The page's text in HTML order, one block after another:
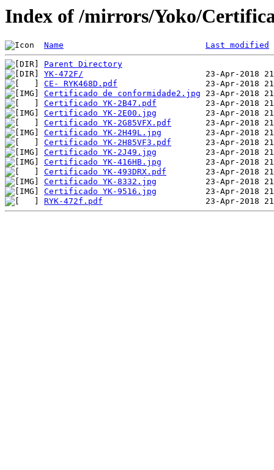
Index of /mirrors/Yoko/
Name Last modified
Parent Directory
YK-472F/
CE- RYK468D.pdf
Certificado de conformidade2.jpg
Certificado YK-2B47.pdf
Certificado YK-2E00.jpg
Certificado YK-2G85VFX.pdf
Certificado YK-2H49L.jpg
Certificado YK-2H85VF3.pdf
Certificado YK-2J49.jpg
Certificado YK-416HB.jpg
Certificado YK-493DRX.pdf
Certificado YK-8332.jpg
Certificado YK-9516.jpg
RYK-472f.pdf